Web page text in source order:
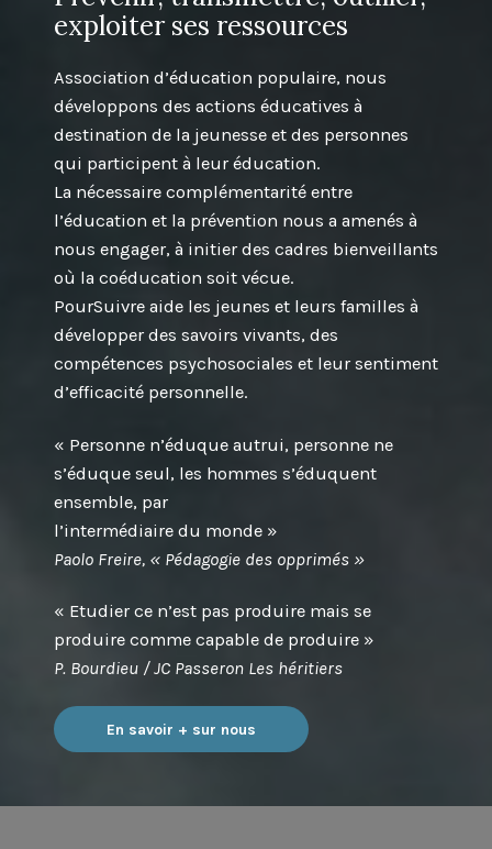
exploiter ses ressources
Association d’éducation populaire, nous
développons des actions éducatives à
destination de la jeunesse et des personnes
qui participent à leur éducation.
La nécessaire complémentarité entre
l’éducation et la prévention nous a amenés à
nous engager, à initier des cadres bienveillants
où la coéducation soit vécue.
PourSuivre aide les jeunes et leurs familles à
développer des savoirs vivants, des
compétences psychosociales et leur sentiment
d’efficacité personnelle.
« Personne n’éduque autrui, personne ne
s’éduque seul, les hommes s’éduquent
ensemble, par
l’intermédiaire du monde »
Paolo Freire, « Pédagogie des opprimés »
« Etudier ce n’est pas produire mais se
produire comme capable de produire »
P. Bourdieu / JC Passeron Les héritiers
En savoir + sur nous